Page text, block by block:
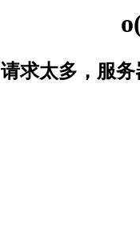
请求太多，服